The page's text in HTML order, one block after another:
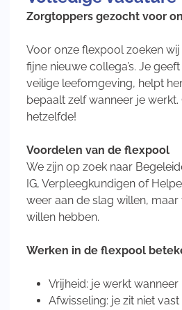
Zorgtoppers gezocht voor
Voor onze flexpool zoeken
fijne nieuwe collega’s. Je
veilige leefomgeving, helpt
bepaalt zelf wanneer je werkt.
hetzelfde!
Voordelen van de flexpool
We zijn op zoek naar
IG, Verpleegkundigen of
weer aan de slag willen, maar
willen hebben.
Werken in de flexpool
Vrijheid: je werkt
Afwisseling: je zit niet